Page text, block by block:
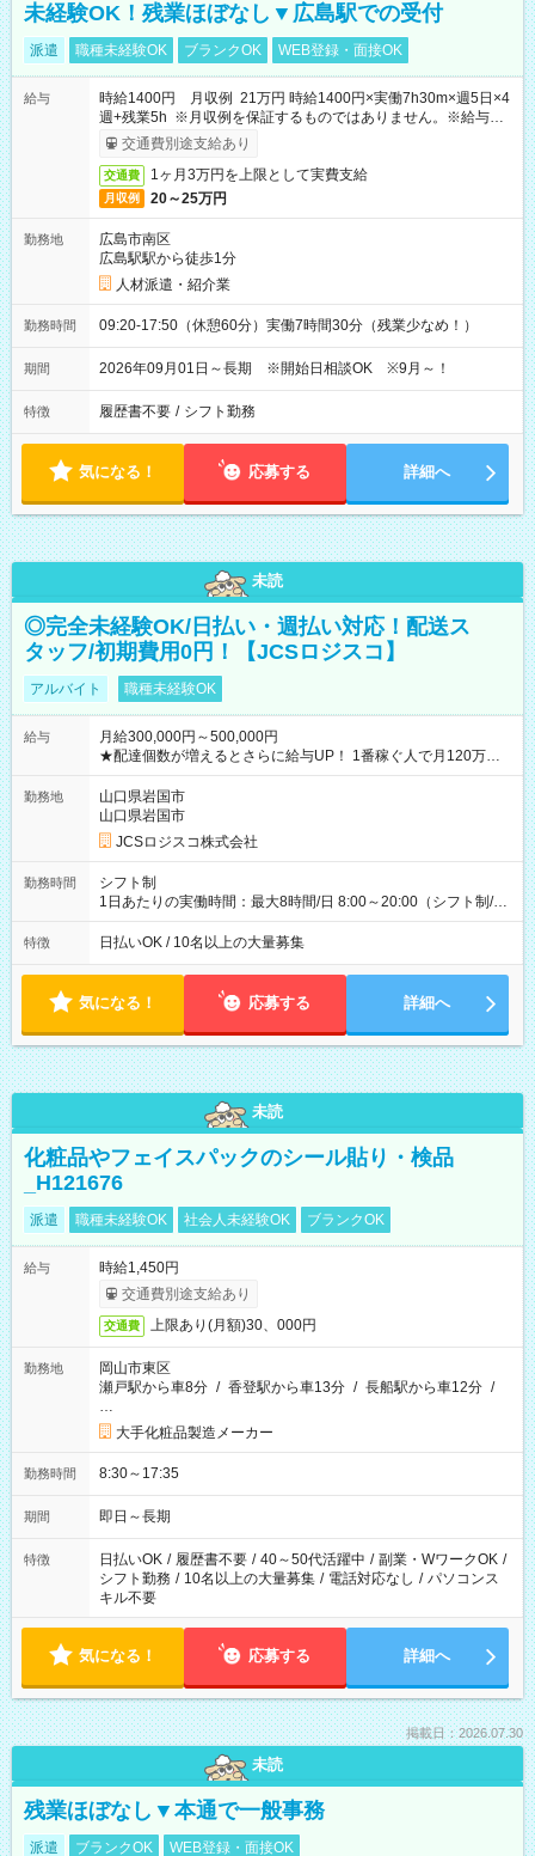
未経験OK！残業ほぼなし▼広島駅での受付
派遣 職種未経験OK ブランクOK WEB登録・面接OK
給与
時給1400円 月収例 21万円 時給1400円×実働7h30m×週5日×4
週+残業5h ※月収例を保証するものではありません。※給与即
受取りサービス利用可（利用条件有）
交通費別途支給あり
交通費 1ヶ月3万円を上限として実費支給
月収例 20～25万円
勤務地
広島市南区
広島駅駅から徒歩1分
人材派遣・紹介業
勤務時間 09:20-17:50（休憩60分）実働7時間30分（残業少なめ！）
期間 2026年09月01日～長期 ※開始日相談OK ※9月～！
特徴 履歴書不要 / シフト勤務
気になる！ 応募する 詳細へ
未読
◎完全未経験OK/日払い・週払い対応！配送ス
タッフ/初期費用0円！【JCSロジスコ】
アルバイト 職種未経験OK
給与
月給300,000円～500,000円
★配達個数が増えるとさらに給与UP！ 1番稼ぐ人で月120万ほ
ど！ ・主要都市エリア 月収55万円／週5日稼働 月収65万~112
万円／週6日稼働 ・地方郊外エリア 月収40万円／週5日稼働 月
収40万円~50万円／週6日稼働 ＜モデルイメージ＞ ■月収50万
円 (27歳男性/江東区在住)※元建築関係 1日150個配達×25日勤務
(日休み) ■月収80万円(43歳男性/墨田区在住)※元営業 1日200個
勤務地
山口県岩国市
山口県岩国市
JCSロジスコ株式会社
勤務時間
シフト制
1日あたりの実働時間：最大8時間/日 8:00～20:00（シフト制/実
働8時間） ※週5日勤務（場所次第では週4も有り） ※配達状況
によって時間外での勤務可能性有り ※案件により多少の前後あ
特徴 日払いOK / 10名以上の大量募集
気になる！ 応募する 詳細へ
未読
化粧品やフェイスパックのシール貼り・検品
_H121676
派遣 職種未経験OK 社会人未経験OK ブランクOK
給与
時給1,450円
交通費別途支給あり
交通費 上限あり(月額)30、000円
勤務地
岡山市東区
瀬戸駅から車8分 / 香登駅から車13分 / 長船駅から車12分 /
…
大手化粧品製造メーカー
勤務時間 8:30～17:35
期間 即日～長期
特徴 日払いOK / 履歴書不要 / 40～50代活躍中 / 副業・WワークOK /
シフト勤務 / 10名以上の大量募集 / 電話対応なし / パソコンス
キル不要
気になる！ 応募する 詳細へ
掲載日：2026.07.30
未読
残業ほぼなし▼本通で一般事務
派遣 ブランクOK WEB登録・面接OK